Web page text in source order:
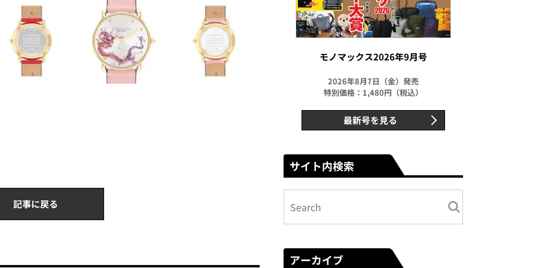
記事に戻る
モノマックス2026年9月号
2026年8月7日（金）発売
特別価格：1,480円（税込）
最新号を見る
サイト内検索
アーカイブ